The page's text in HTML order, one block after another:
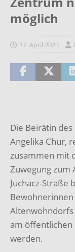
möglich
17. April 2023
Die Beirätin
Angelika Chur,
zusammen mit
Zuwegung
Juchacz-Straße
am öffentlichen
werden.